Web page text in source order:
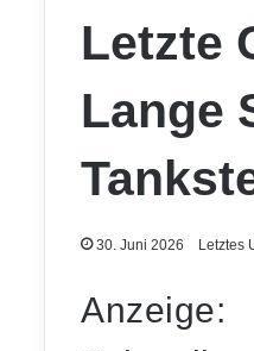
Letzte
Lange
30. Juni 2026 Letztes
Anzeige: